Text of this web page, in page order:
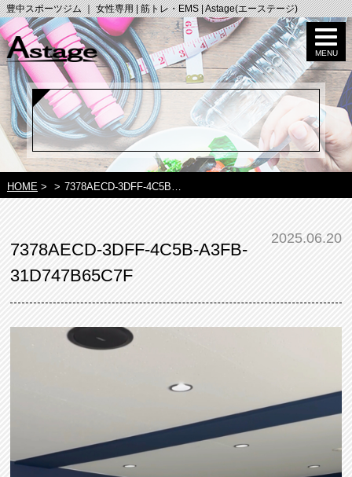
豊中スポーツジム ｜ 女性専用 | 筋トレ・EMS | Astage(エーステージ)
HOME> > 7378AECD-3DFF-4C5B…
2025.06.20
7378AECD-3DFF-4C5B-A3FB-
31D747B65C7F